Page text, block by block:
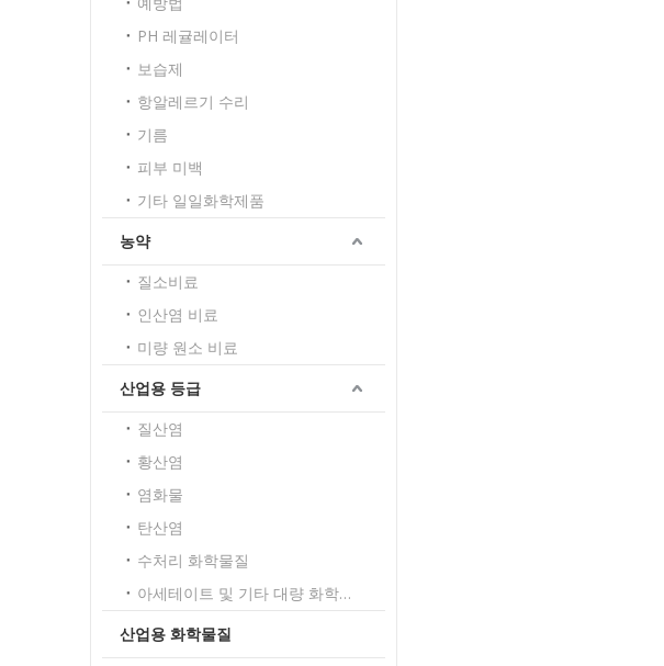
PH 레귤레이터
보습제
항알레르기 수리
기름
피부 미백
기타 일일화학제품
농약
질소비료
인산염 비료
미량 원소 비료
산업용 등급
질산염
황산염
염화물
탄산염
수처리 화학물질
아세테이트 및 기타 대량 화학물질
산업용 화학물질